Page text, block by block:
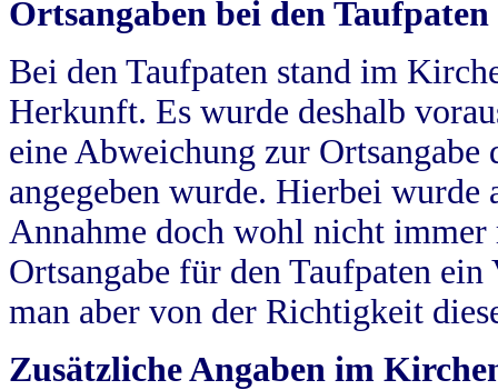
Ortsangaben bei den Taufpaten
Bei den Taufpaten stand im
Herkunft. Es wurde deshalb
eine Abweichung zur
angegeben wurde. Hierbei wurde
Annahme doch wohl nicht
Ortsangabe für den Taufpaten
man aber von der Richtigkeit
Zusätzliche Angaben im